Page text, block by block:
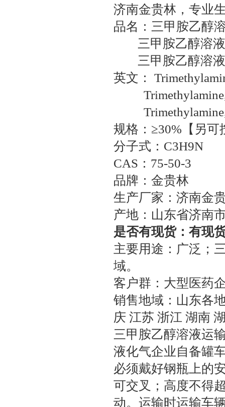
济南金贵林，专业
品名：三甲胺乙醇
三甲胺乙醇溶液
三甲胺乙醇溶液
英文：
Trimethylamine,
Trimethylamine,
规格：≥30%【另
分子式：C3H9N
CAS：75-50-3
品牌：金贵林
生产厂家：济南金
产地：山东省济南
是否有现货：有现
主要用途：广泛；
域。
客户群：大型医药
销售地域：山东各
庆 江苏 浙江 湖南
三甲胺乙醇溶液运
液化气企业自备罐
必须戴好钢瓶上的
可交叉；高度不得
动。运输时运输车